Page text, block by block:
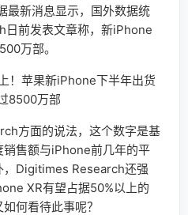
最新消息显示，国外数据统
前发表文章称，新iPhone
万部。
方面的说法，这个数字是基
售额与iPhone前几年的平
，Digitimes Research还强
XR有望占据50%以上的
何看待此事呢？